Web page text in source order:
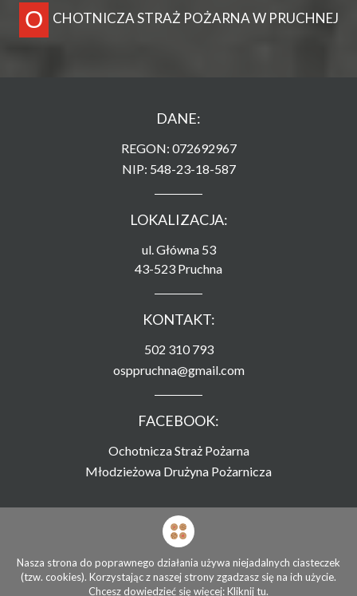
O CHOTNICZA STRAŻ POŻARNA W PRUCHNEJ
DANE:
REGON: 072692967
NIP: 548-23-18-587
LOKALIZACJA:
ul. Główna 53
43-523 Pruchna
KONTAKT:
502 310 793
osppruchna@gmail.com
FACEBOOK:
Ochotnicza Straż Pożarna
Młodzieżowa Drużyna Pożarnicza
Strona zamieszczona na serwerze
Związku Ochotniczych Straży Pożarnych RP
© Ochotnicza Straż Pożarna Pruchna 2026
Nasza strona do poprawnego działania używa niejadalnych ciasteczek
(tzw. cookies). Korzystając z naszej strony zgadzasz się na ich użycie.
Chcesz dowiedzieć się więcej:Kliknij tu.